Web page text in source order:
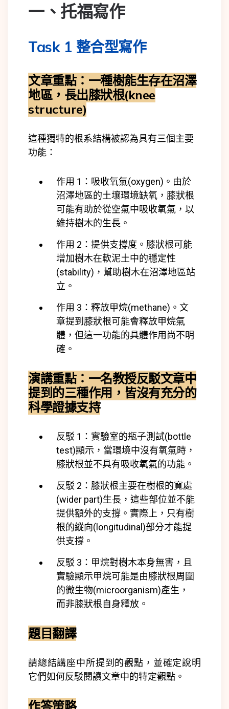
一、托福寫作
Task 1 整合型寫作
文章重點： 一種樹能生存在沼澤
地區，長出膝狀根(knee
structure)
這種獨特的根系結構被認為具有三個主要
功能：
作用 1：吸收氧氣(oxygen) 。由於
沼澤地區的土壤環境缺氧，膝狀根
可能有助於從空氣中吸收氧氣，以
維持樹木的生長。
作用 2：提供支撐度。膝狀根可能
增加樹木在軟泥土中的穩定性
(stability) ，幫助樹木在沼澤地區站
立。
作用 3：釋放甲烷(methane) 。文
章提到膝狀根可能會釋放甲烷氣
體，但這一功能的具體作用尚不明
確。
演講重點：一名教授反駁文章中
提到的三種作用，皆沒有充分的
科學證據支持
反駁 1： 實驗室的瓶子測試(bottle
test)顯示，當環境中沒有氧氣時，
膝狀根並不具有吸收氧氣的功能。
反駁 2： 膝狀根主要在樹根的寬處
(wider part)生長，這些部位並不能
提供額外的支撐。實際上，只有樹
根的縱向(longitudinal)部分才能提
供支撐。
反駁 3： 甲烷對樹木本身無害，且
實驗顯示甲烷可能是由膝狀根周圍
的微生物(microorganism)產生，
而非膝狀根自身釋放。
題目翻譯
請總結講座中所提到的觀點，並確定說明
它們如何反駁閱讀文章中的特定觀點。
作答策略